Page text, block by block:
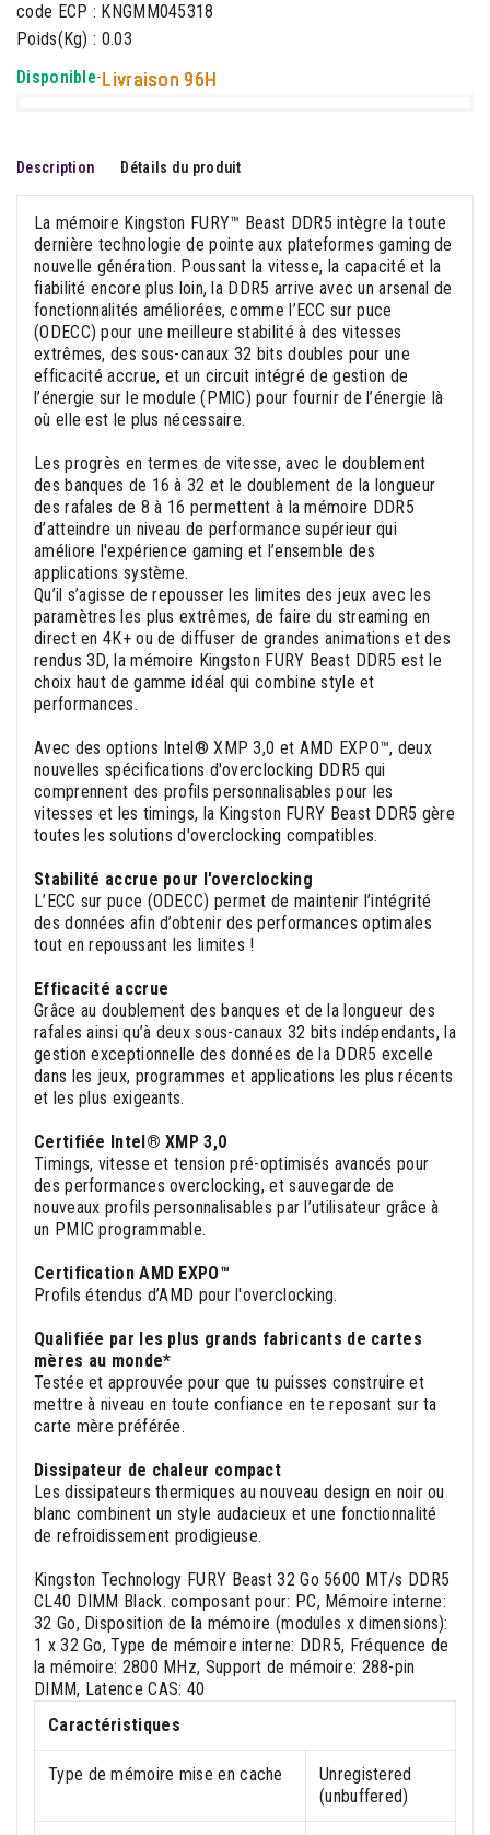
code ECP : KNGMM045318
Poids(Kg) : 0.03
Disponible-Livraison 96H
Description Détails du produit
La mémoire Kingston FURY™ Beast DDR5 intègre la toute
dernière technologie de pointe aux plateformes gaming de
nouvelle génération. Poussant la vitesse, la capacité et la
fiabilité encore plus loin, la DDR5 arrive avec un arsenal de
fonctionnalités améliorées, comme l’ECC sur puce
(ODECC) pour une meilleure stabilité à des vitesses
extrêmes, des sous-canaux 32 bits doubles pour une
efficacité accrue, et un circuit intégré de gestion de
l’énergie sur le module (PMIC) pour fournir de l’énergie là
où elle est le plus nécessaire.
Les progrès en termes de vitesse, avec le doublement
des banques de 16 à 32 et le doublement de la longueur
des rafales de 8 à 16 permettent à la mémoire DDR5
d’atteindre un niveau de performance supérieur qui
améliore l'expérience gaming et l’ensemble des
applications système.
Qu’il s’agisse de repousser les limites des jeux avec les
paramètres les plus extrêmes, de faire du streaming en
direct en 4K+ ou de diffuser de grandes animations et des
rendus 3D, la mémoire Kingston FURY Beast DDR5 est le
choix haut de gamme idéal qui combine style et
performances.
Avec des options Intel® XMP 3,0 et AMD EXPO™, deux
nouvelles spécifications d'overclocking DDR5 qui
comprennent des profils personnalisables pour les
vitesses et les timings, la Kingston FURY Beast DDR5 gère
toutes les solutions d'overclocking compatibles.
Stabilité accrue pour l'overclocking
L’ECC sur puce (ODECC) permet de maintenir l’intégrité
des données afin d’obtenir des performances optimales
tout en repoussant les limites !
Efficacité accrue
Grâce au doublement des banques et de la longueur des
rafales ainsi qu’à deux sous-canaux 32 bits indépendants, la
gestion exceptionnelle des données de la DDR5 excelle
dans les jeux, programmes et applications les plus récents
et les plus exigeants.
Certifiée Intel® XMP 3,0
Timings, vitesse et tension pré-optimisés avancés pour
des performances overclocking, et sauvegarde de
nouveaux profils personnalisables par l’utilisateur grâce à
un PMIC programmable.
Certification AMD EXPO™
Profils étendus d’AMD pour l'overclocking.
Qualifiée par les plus grands fabricants de cartes
mères au monde*
Testée et approuvée pour que tu puisses construire et
mettre à niveau en toute confiance en te reposant sur ta
carte mère préférée.
Dissipateur de chaleur compact
Les dissipateurs thermiques au nouveau design en noir ou
blanc combinent un style audacieux et une fonctionnalité
de refroidissement prodigieuse.
Kingston Technology FURY Beast 32 Go 5600 MT/s DDR5
CL40 DIMM Black. composant pour: PC, Mémoire interne:
32 Go, Disposition de la mémoire (modules x dimensions):
1 x 32 Go, Type de mémoire interne: DDR5, Fréquence de
la mémoire: 2800 MHz, Support de mémoire: 288-pin
DIMM, Latence CAS: 40
Caractéristiques
Type de mémoire mise en cache
Unregistered
(unbuffered)